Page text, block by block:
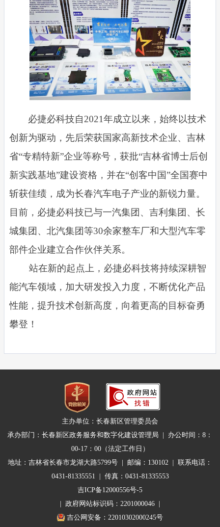
必捷必科技自2021年成立以来，始终以技术
创新为驱动，先后荣获国家高新技术企业、吉林
省“专精特新”企业等称号，获批“吉林省博士后创
新实践基地”建设资格，并在“创客中国”全国赛中
斩获佳绩，成为长春汽车电子产业的新锐力量。
目前，必捷必科技已与一汽集团、吉利集团、长
城集团、北汽集团等30余家整车厂和大型汽车零
部件企业建立合作伙伴关系。
站在新的起点上，必捷必科技将持续深耕智
能汽车领域，加大研发投入力度，不断优化产品
性能，提升技术创新高度，向着更高的目标奋勇
攀登！
主办单位：长春新区管理委员会
承办部门：长春新区政务服务和数字化建设管理局 | 办公时间：8：
00-17：00（法定工作日）
地址：吉林省长春市龙湖大路5799号 | 邮编：130102 | 联系电话：
0431-81335551 | 传真：0431-81335553
吉ICP备12000556号-5
| 政府网站标识码：2201000046 |
吉公网安备：22010302000245号